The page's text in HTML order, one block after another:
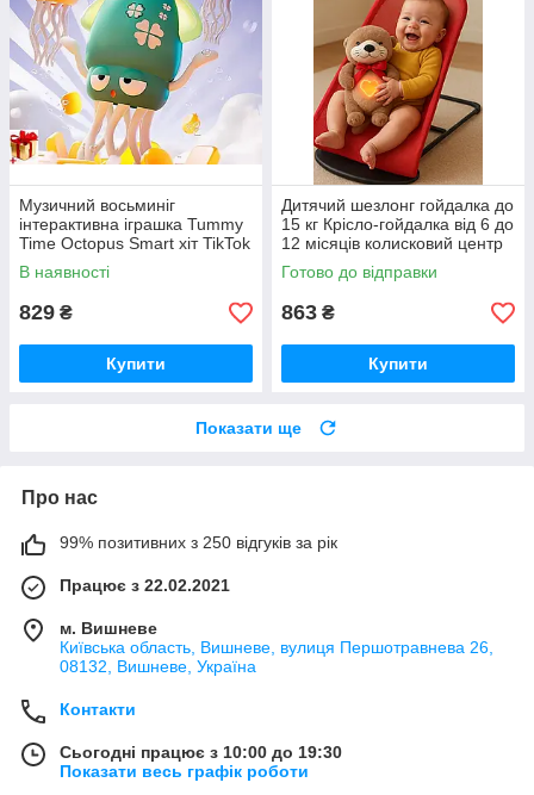
Музичний восьминіг
інтерактивна іграшка Tummy
Time Octopus Smart хіт TikTok
2025 танцює світиться
В наявності
829 ₴
Купити
Дитячий шезлонг гойдалка до
15 кг Крісло-гойдалка від 6 до
12 місяців колисковий центр
дитяча гойдалка
Готово до відправки
863 ₴
Купити
Показати ще
Про нас
99% позитивних з 250 відгуків за рік
Працює з 22.02.2021
м. Вишневе
Київська область, Вишневе, вулиця Першотравнева 26,
08132, Вишневе, Україна
Контакти
Сьогодні працює з 10:00 до 19:30
Показати весь графік роботи